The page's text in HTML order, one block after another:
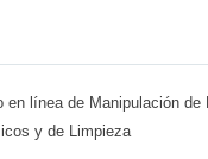
en línea de Manipulación de
y de Limpieza